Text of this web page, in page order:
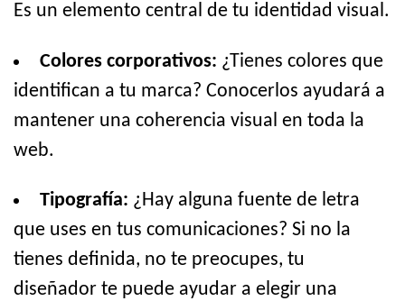
Es un elemento central de tu identidad visual.
Colores corporativos: ¿Tienes colores que
identifican a tu marca? Conocerlos ayudará a
mantener una coherencia visual en toda la
web.
Tipografía: ¿Hay alguna fuente de letra
que uses en tus comunicaciones? Si no la
tienes definida, no te preocupes, tu
diseñador te puede ayudar a elegir una